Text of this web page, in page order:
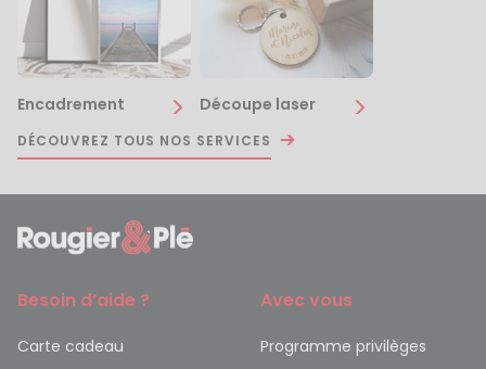
Encadrement Découpe laser
DÉCOUVREZ TOUS NOS SERVICES
Besoin d’aide ?
Carte cadeau
Avec vous
Programme privilèges